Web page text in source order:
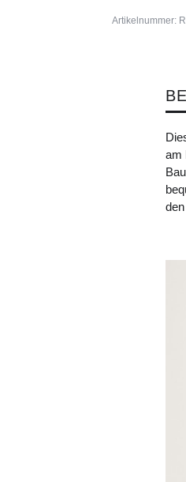
Artikelnummer:
am